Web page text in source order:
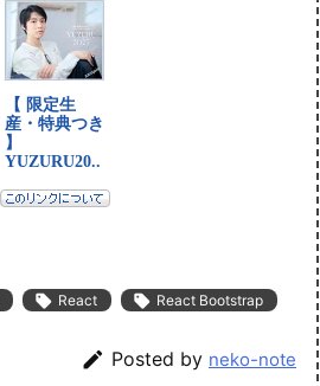
 React  React Bootstrap
 Posted by neko-note